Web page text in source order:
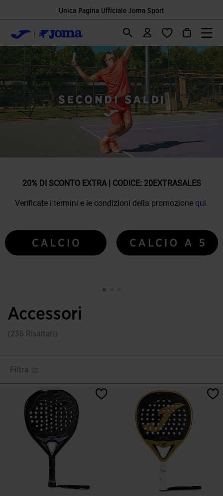
Unica Pagina Ufficiale Joma Sport
20% DI SCONTO EXTRA | CODICE: 20EXTRASALES
Verificate i termini e le condizioni della promozione qui.
Accessori
(236 Risultati)
Filtra